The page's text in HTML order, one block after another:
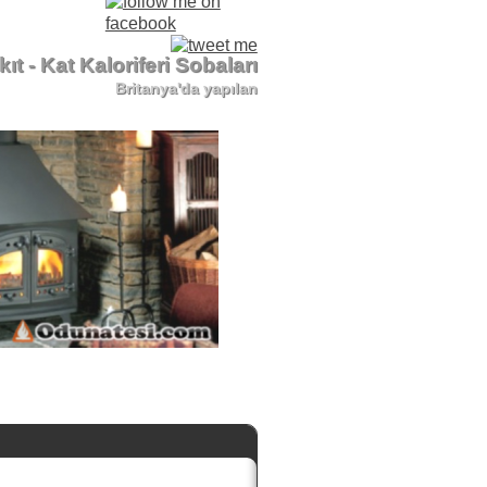
- Kat Kaloriferi Sobaları
Britanya'da yapılan
için tıklayınız.